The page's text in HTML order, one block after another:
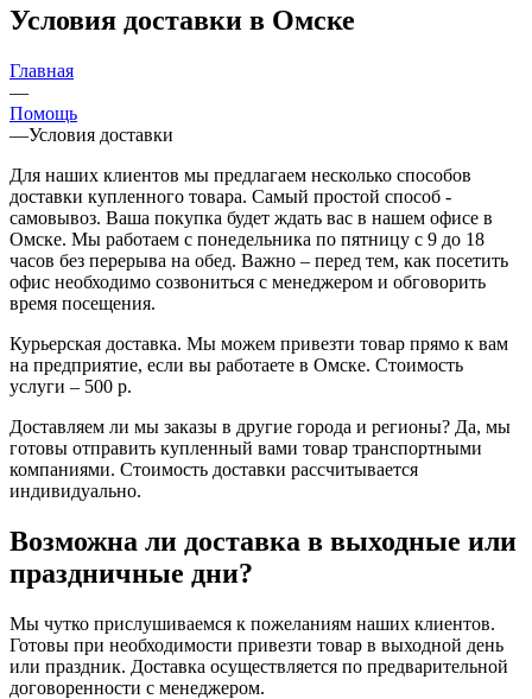
Условия доставки в Омске
Главная
—
Помощь
—Условия доставки
Для наших клиентов мы предлагаем несколько способов
доставки купленного товара. Самый простой способ -
самовывоз. Ваша покупка будет ждать вас в нашем офисе в
Омске. Мы работаем с понедельника по пятницу с 9 до 18
часов без перерыва на обед. Важно – перед тем, как посетить
офис необходимо созвониться с менеджером и обговорить
время посещения.
Курьерская доставка. Мы можем привезти товар прямо к вам
на предприятие, если вы работаете в Омске. Стоимость
услуги – 500 р.
Доставляем ли мы заказы в другие города и регионы? Да, мы
готовы отправить купленный вами товар транспортными
компаниями. Стоимость доставки рассчитывается
индивидуально.
Возможна ли доставка в выходные или
праздничные дни?
Мы чутко прислушиваемся к пожеланиям наших клиентов.
Готовы при необходимости привезти товар в выходной день
или праздник. Доставка осуществляется по предварительной
договоренности с менеджером.